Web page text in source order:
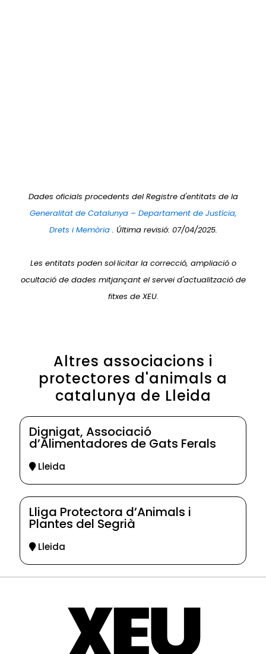
Dades oficials procedents del Registre d'entitats de la
Generalitat de Catalunya – Departament de Justícia,
Drets i Memòria . Última revisió: 07/04/2025.
Les entitats poden sol·licitar la correcció, ampliació o
ocultació de dades mitjançant el servei d'actualització de
fitxes de XEU.
Altres associacions i
protectores d'animals a
catalunya de Lleida
Dignigat, Associació
d’Alimentadores de Gats Ferals
Lleida
Lliga Protectora d’Animals i
Plantes del Segrià
Lleida